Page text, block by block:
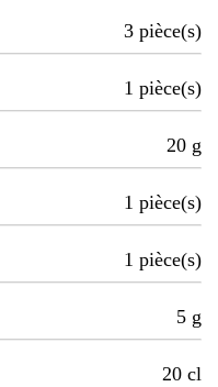
3 pièce(s)
1 pièce(s)
20 g
1 pièce(s)
1 pièce(s)
5 g
20 cl